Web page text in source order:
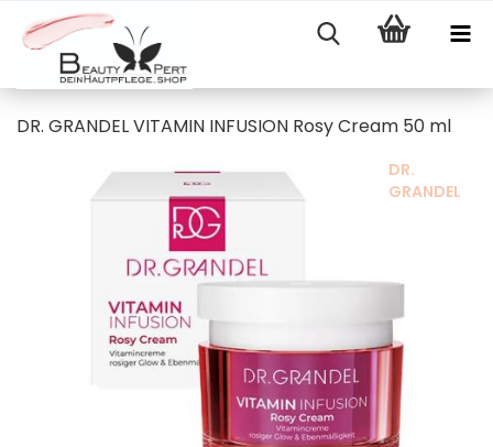
DR. GRANDEL VITAMIN INFUSION Rosy Cream 50 ml
DR.
GRANDEL